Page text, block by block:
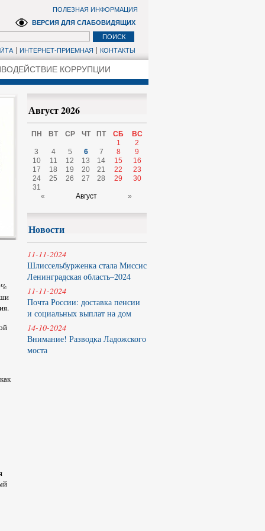
ИНТЕРНЕТ-ПРИЕМНАЯ КОНТАКТЫ
ВЕРСИЯ ДЛЯ СЛАБОВИДЯЩИХ
ПОЛЕЗНАЯ ИНФОРМАЦИЯ
КОРРУПЦИИ
Август 2026
ПН ВТ СР ЧТ ПТ СБ
ВС
1
2
3
4 5 6 7 8
9
10
11 12 13 14 15
16
17
18 19 20 21 22
23
24
25 26 27 28 29
30
31
«
Август »
Новости
11-11-2024
Шлиссельбурженка стала Миссис
Ленинградская область–2024
11-11-2024
Почта России: доставка пенсии
и социальных выплат на дом
14-10-2024
Внимание! Разводка Ладожского
моста